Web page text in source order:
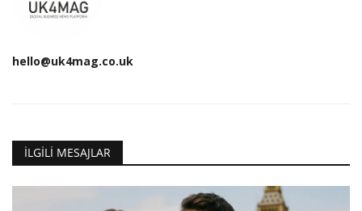
hello@uk4mag.co.uk
İLGILI MESAJLAR